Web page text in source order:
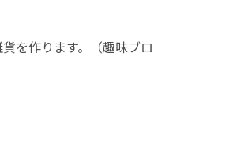
を作ります。（趣味ブロ